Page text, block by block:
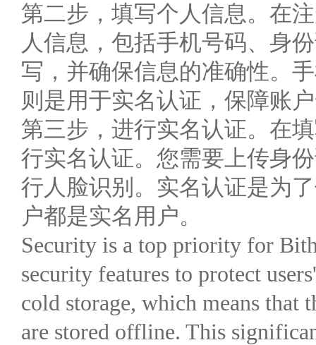
第二步，填写个人信息。在
人信息，包括手机号码、身
写，并确保信息的准确性。
则是用于实名认证，保障账
第三步，进行实名认证。在
行实名认证。您需要上传身
行人脸识别。实名认证是为
户都是实名用户。
Security is a top priority for
security features to protect
cold storage, which means that
are stored offline. This